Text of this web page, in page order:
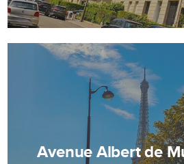
Avenue Albert de